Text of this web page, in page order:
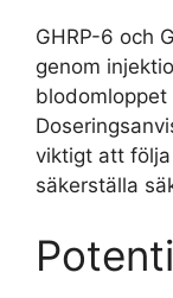
GHRP-6 och
genom
blodomloppet
viktigt att
säkerställa